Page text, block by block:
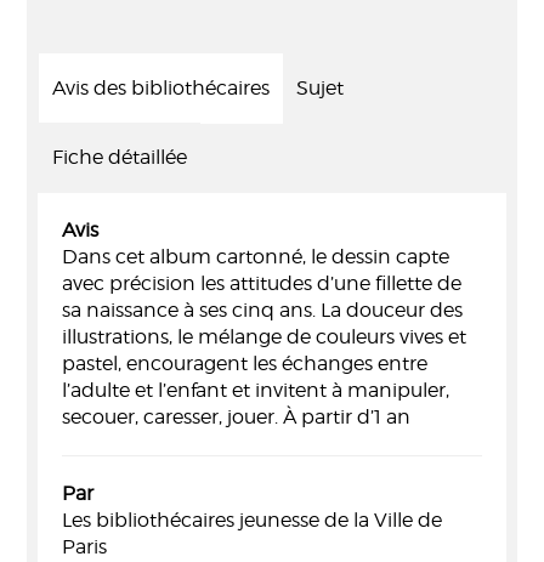
Avis des bibliothécaires Sujet
Fiche détaillée
Avis
Dans cet album cartonné, le dessin capte
avec précision les attitudes d’une fillette de
sa naissance à ses cinq ans. La douceur des
illustrations, le mélange de couleurs vives et
pastel, encouragent les échanges entre
l’adulte et l’enfant et invitent à manipuler,
secouer, caresser, jouer. À partir d’1 an
Par
Les bibliothécaires jeunesse de la Ville de
Paris